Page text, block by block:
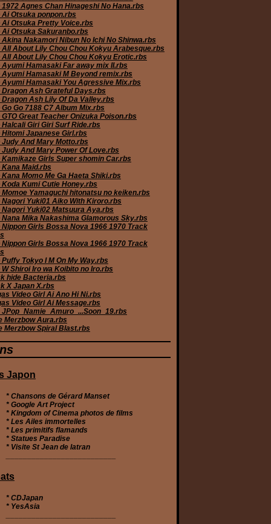
1972 Agnes Chan Hinageshi No Hana.rbs
Ai Otsuka ponpon.rbs
Ai Otsuka Pretty Voice.rbs
Ai Otsuka Sakuranbo.rbs
Akina Nakamori Nibun No Ichi No Shinwa.rbs
All About Lily Chou Chou Kokyu Arabesque.rbs
All About Lily Chou Chou Kokyu Erotic.rbs
Ayumi Hamasaki Far away mix II.rbs
Ayumi Hamasaki M Beyond remix.rbs
Ayumi Hamasaki You Agressive Mix.rbs
Dragon Ash Grateful Days.rbs
Dragon Ash Lily Of Da Valley.rbs
Go Go 7188 C7 Album Mix.rbs
GTO Great Teacher Onizuka Poison.rbs
Halcali Giri Giri Surf Ride.rbs
Hitomi Japanese Girl.rbs
Judy And Mary Motto.rbs
Judy And Mary Power Of Love.rbs
Kamikaze Girls Super shomin Car.rbs
Kana Maid.rbs
Kana Momo Me Ga Haeta Shiki.rbs
Koda Kumi Cutie Honey.rbs
Momoe Yamaguchi hitonatsu no keiken.rbs
Nagori Yuki01 Aiko With Kiroro.rbs
Nagori Yuki02 Matsuura Aya.rbs
Nana Mika Nakashima Glamorous Sky.rbs
Nippon Girls Bossa Nova 1966 1970 Track
Nippon Girls Bossa Nova 1966 1970 Track
Puffy Tokyo I M On My Way.rbs
W Shiroi Iro wa Koibito no Iro.rbs
hide Bacteria.rbs
X Japan X.rbs
Video Girl Ai Ano Hi Ni.rbs
Video Girl Ai Message.rbs
Merzbow Aura.rbs
Merzbow Spiral Blast.rbs
Japon
* Chansons de Gérard Manset
* Google Art Project
* Kingdom of Cinema photos de films
* Les Ailes immortelles
* Les primitifs flamands
* Statues Paradise
* Visite St Jean de latran
* CDJapan
* YesAsia